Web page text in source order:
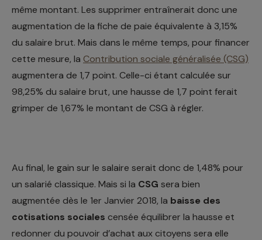
même montant. Les supprimer entraînerait donc une
augmentation de la fiche de paie équivalente à 3,15%
du salaire brut. Mais dans le même temps, pour financer
cette mesure, la Contribution sociale généralisée (CSG)
augmentera de 1,7 point. Celle-ci étant calculée sur
98,25% du salaire brut, une hausse de 1,7 point ferait
grimper de 1,67% le montant de CSG à régler.
Au final, le gain sur le salaire serait donc de 1,48% pour
un salarié classique. Mais si la CSG sera bien
augmentée dès le 1er Janvier 2018, la baisse des
cotisations sociales censée équilibrer la hausse et
redonner du pouvoir d’achat aux citoyens sera elle